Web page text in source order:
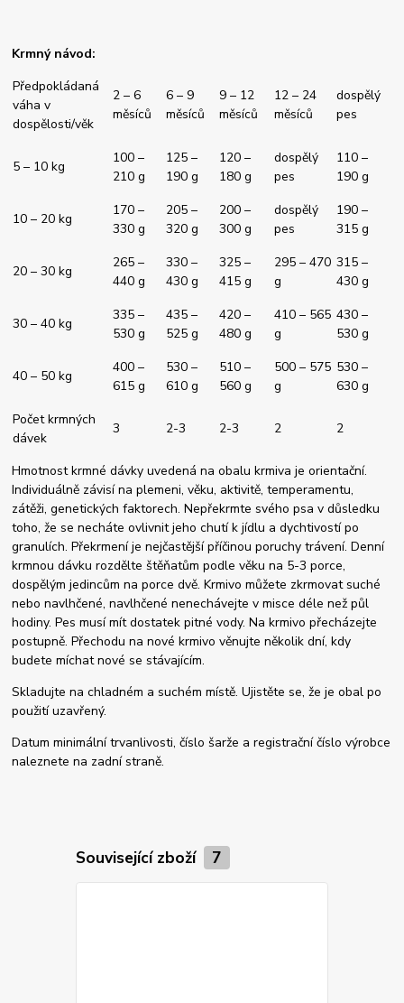
Krmný návod:
Předpokládaná
váha v
dospělosti/věk
2 – 6
měsíců
6 – 9
měsíců
9 – 12
měsíců
12 – 24
měsíců
dospělý
pes
5 – 10 kg
100 –
210 g
125 –
190 g
120 –
180 g
dospělý
pes
110 –
190 g
10 – 20 kg
170 –
330 g
205 –
320 g
200 –
300 g
dospělý
pes
190 –
315 g
20 – 30 kg
265 –
440 g
330 –
430 g
325 –
415 g
295 – 470
g
315 –
430 g
30 – 40 kg
335 –
530 g
435 –
525 g
420 –
480 g
410 – 565
g
430 –
530 g
40 – 50 kg
400 –
615 g
530 –
610 g
510 –
560 g
500 – 575
g
530 –
630 g
Počet krmných
dávek
3 2-3 2-3 2 2
Hmotnost krmné dávky uvedená na obalu krmiva je orientační.
Individuálně závisí na plemeni, věku, aktivitě, temperamentu,
zátěži, genetických faktorech. Nepřekrmte svého psa v důsledku
toho, že se necháte ovlivnit jeho chutí k jídlu a dychtivostí po
granulích. Překrmení je nejčastější příčinou poruchy trávení. Denní
krmnou dávku rozdělte štěňatům podle věku na 5-3 porce,
dospělým jedincům na porce dvě. Krmivo můžete zkrmovat suché
nebo navlhčené, navlhčené nenechávejte v misce déle než půl
hodiny. Pes musí mít dostatek pitné vody. Na krmivo přecházejte
postupně. Přechodu na nové krmivo věnujte několik dní, kdy
budete míchat nové se stávajícím.
Skladujte na chladném a suchém místě. Ujistěte se, že je obal po
použití uzavřený.
Datum minimální trvanlivosti, číslo šarže a registrační číslo výrobce
naleznete na zadní straně.
Související zboží 7